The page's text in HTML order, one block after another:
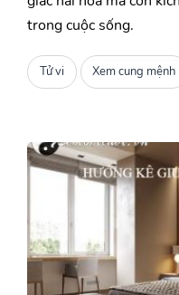
trong cuộc sống.
Tử vi Xem cung mệnh